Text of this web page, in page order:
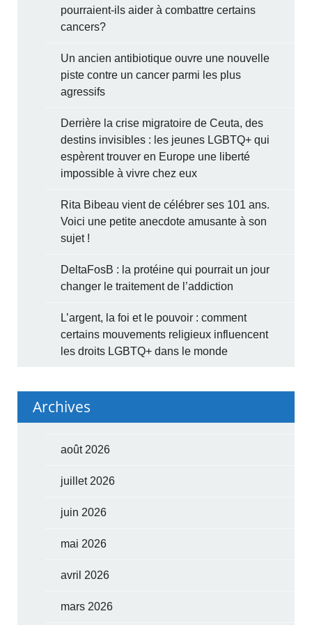
pourraient-ils aider à combattre certains
cancers?
Un ancien antibiotique ouvre une nouvelle
piste contre un cancer parmi les plus
agressifs
Derrière la crise migratoire de Ceuta, des
destins invisibles : les jeunes LGBTQ+ qui
espèrent trouver en Europe une liberté
impossible à vivre chez eux
Rita Bibeau vient de célébrer ses 101 ans.
Voici une petite anecdote amusante à son
sujet !
DeltaFosB : la protéine qui pourrait un jour
changer le traitement de l’addiction
L’argent, la foi et le pouvoir : comment
certains mouvements religieux influencent
les droits LGBTQ+ dans le monde
Archives
août 2026
juillet 2026
juin 2026
mai 2026
avril 2026
mars 2026